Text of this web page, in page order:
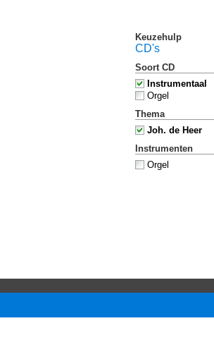
Keuzehulp
CD's
Soort CD
Instrumentaal
Orgel
Thema
Joh. de Heer
Instrumenten
Orgel